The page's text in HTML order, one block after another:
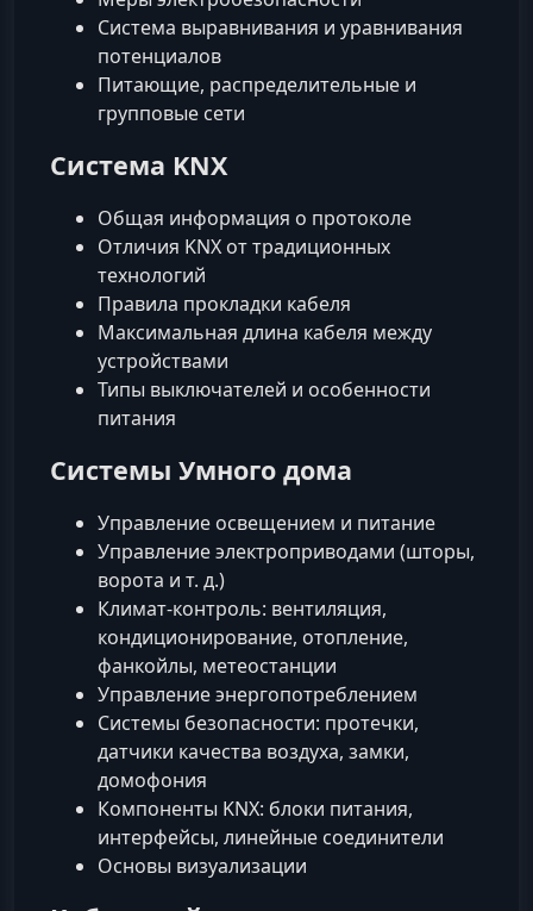
Система выравнивания и уравнивания
потенциалов
Питающие, распределительные и
групповые сети
Система KNX
Общая информация о протоколе
Отличия KNX от традиционных
технологий
Правила прокладки кабеля
Максимальная длина кабеля между
устройствами
Типы выключателей и особенности
питания
Системы Умного дома
Управление освещением и питание
Управление электроприводами (шторы,
ворота и т. д.)
Климат‑контроль: вентиляция,
кондиционирование, отопление,
фанкойлы, метеостанции
Управление энергопотреблением
Системы безопасности: протечки,
датчики качества воздуха, замки,
домофония
Компоненты KNX: блоки питания,
интерфейсы, линейные соединители
Основы визуализации